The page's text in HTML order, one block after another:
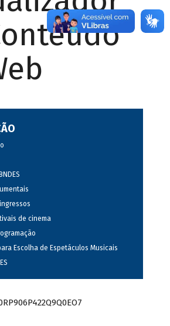
de cinema
Escolha de Espetáculos Musicais